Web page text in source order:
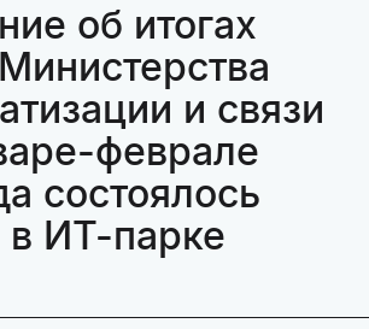
об итогах
и связи
феврале
состоялось
в ИТ-парке